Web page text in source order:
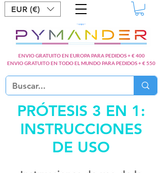
ENVIO GRATUITO EN EUROPA PARA PEDIDOS + € 400
ENVIO GRATUITO EN TODO EL MUNDO PARA PEDIDOS + € 550
EUR (€)
PRÓTESIS 3 EN 1:
INSTRUCCIONES
DE USO